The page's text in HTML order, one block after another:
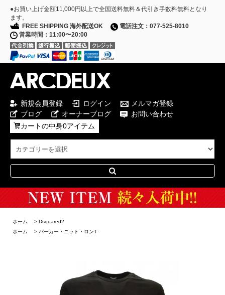
●お買い上げ金額11,000円以上で全国送料無料＆代引き手数料無料となり
ます。
FREE SHIPPING 海外配送OK
電話注文：077-525-8010
営業時間：11:00〜20:00
新規会員登録 ログイン
メルマガ登録
ブログ
オーナーブログ
お問い合わせ
カートの中身0アイテム
ホーム > Dsquared2
ホーム
> パーカー・ニット・ロンT